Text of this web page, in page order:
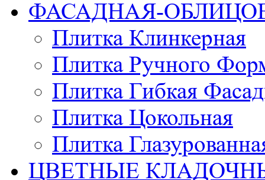
ФАСАДНАЯ-
Плитка Клинкерная
Плитка Ручного
Плитка Гибкая
Плитка Цокольная
Плитка
ЦВЕТНЫЕ